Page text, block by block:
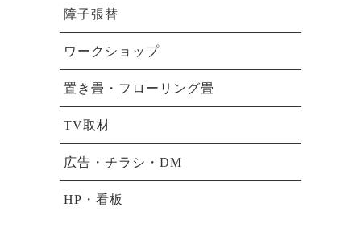
障子張替
ワークショップ
置き畳・フローリング畳
TV取材
広告・チラシ・DM
HP・看板